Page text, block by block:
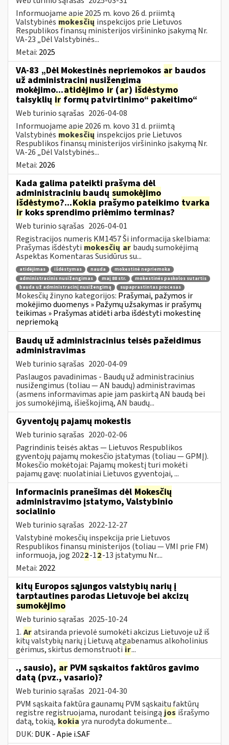
Informuojame apie 2025 m. kovo 26 d. priimtą
Valstybinės mokesčių inspekcijos prie Lietuvos
Respublikos finansų ministerijos viršininko įsakymą Nr.
VA-23 „Dėl Valstybinės...
Metai: 2025
VA-83 „Dėl Mokestinės nepriemokos ar baudos
už administracinį nusižengimą
mokėjimo...atidėjimo ir (ar) išdėstymo
taisyklių ir formų patvirtinimo“ pakeitimo“
Web turinio sąrašas 2026-04-08
Informuojame apie 2026 m. kovo 31 d. priimtą
Valstybinės mokesčių inspekcijos prie Lietuvos
Respublikos finansų ministerijos viršininko įsakymą Nr.
VA-26 „Dėl Valstybinės...
Metai: 2026
Kada galima pateikti prašymą dėl
administracinių baudų sumokėjimo
išdėstymo?...Kokia prašymo pateikimo tvarka
irkoks sprendimo priėmimo terminas?
Web turinio sąrašas 2026-04-01
Registracijos numeris KM1457 Ši informacija skelbiama:
Prašymas išdėstyti mokesčių ar baudų sumokėjimą
Aspektas Komentaras Susidūrus su...
atidėjimas išdėstymas nauda
mokestinė nepriemoka
administracinis nusižengimas
maį 88 str.
mokestinės paskolos sutartis
bauda už administracinį nusižengimą
supaprastintas procesas
Mokesčių žinyno kategorijos: Prašymai, pažymos ir
mokėjimo duomenys » Pažymų užsakymas ir prašymų
teikimas » Prašymas atidėti arba išdėstyti mokestinę
nepriemoką
Baudų už administracinius teisės pažeidimus
administravimas
Web turinio sąrašas 2020-04-09
Paslaugos pavadinimas - Baudų už administracinius
nusižengimus (toliau — AN baudų) administravimas
(asmens informavimas apie jam paskirtą AN baudą bei
jos sumokėjimą, išieškojimą, AN baudų...
Gyventojų pajamų mokestis
Web turinio sąrašas 2020-02-06
Pagrindinis teisės aktas — Lietuvos Respublikos
gyventojų pajamų mokesčio įstatymas (toliau — GPMĮ).
Mokesčio mokėtojai: Pajamų mokestį turi mokėti
pajamų gavę: nuolatiniai Lietuvos gyventojai, ...
Informacinis pranešimas dėl Mokesčių
administravimo įstatymo, Valstybinio
socialinio
Web turinio sąrašas 2022-12-27
Valstybinė mokesčių inspekcija prie Lietuvos
Respublikos finansų ministerijos (toliau — VMI prie FM)
informuoja, jog 2022-12-13 įstatymu Nr....
Metai: 2022
kitų Europos sąjungos valstybių narių į
tarptautines parodas Lietuvoje bei akcizų
sumokėjimo
Web turinio sąrašas 2025-10-24
1. Aratsiranda prievolė sumokėti akcizus Lietuvoje už iš
kitų valstybių narių į Lietuvą atgabenamus alkoholinius
gėrimus, skirtus demonstruoti ir...
., sausio), ar PVM sąskaitos faktūros gavimo
datą (pvz., vasario)?
Web turinio sąrašas 2021-04-30
PVM sąskaita faktūra gaunamų PVM sąskaitų faktūrų
registre registruojama, nurodant teisingą jos išrašymo
datą, tokią, kokia yra nurodyta dokumente...
DUK: DUK - Apie i.SAF